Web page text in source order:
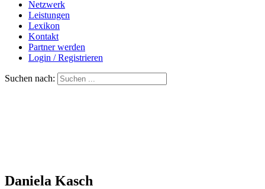
Netzwerk
Leistungen
Lexikon
Kontakt
Partner werden
Login / Registrieren
Suchen nach:
Daniela Kasch